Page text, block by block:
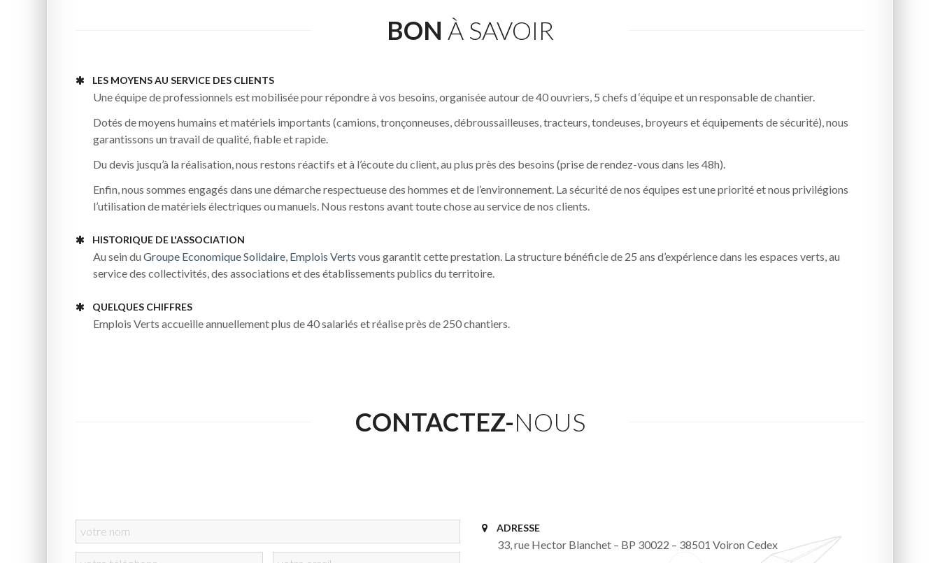
BON À SAVOIR
LES MOYENS AU SERVICE DES CLIENTS
Une équipe de professionnels est mobilisée pour répondre à vos besoins, organisée autour de 40 ouvriers, 5 chefs d ‘équipe et un responsable de chantier.
Dotés de moyens humains et matériels importants (camions, tronçonneuses, débroussailleuses, tracteurs, tondeuses, broyeurs et équipements de sécurité), nous
garantissons un travail de qualité, fiable et rapide.
Du devis jusqu’à la réalisation, nous restons réactifs et à l’écoute du client, au plus près des besoins (prise de rendez-vous dans les 48h).
Enfin, nous sommes engagés dans une démarche respectueuse des hommes et de l’environnement. La sécurité de nos équipes est une priorité et nous privilégions
l’utilisation de matériels électriques ou manuels. Nous restons avant toute chose au service de nos clients.
HISTORIQUE DE L'ASSOCIATION
Au sein duGroupe Economique Solidaire, Emplois Vertsvous garantit cette prestation. La structure bénéficie de 25 ans d’expérience dans les espaces verts, au
service des collectivités, des associations et des établissements publics du territoire.
QUELQUES CHIFFRES
Emplois Verts accueille annuellement plus de 40 salariés et réalise près de 250 chantiers.
CONTACTEZ-NOUS
ADRESSE
33, rue Hector Blanchet – BP 30022 – 38501 Voiron Cedex